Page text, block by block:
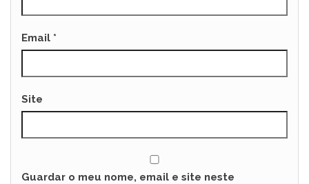
Email *
Site
Guardar o meu nome, email e site neste